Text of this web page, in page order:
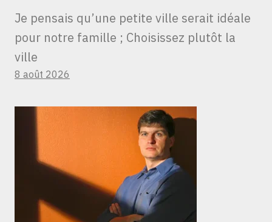
Je pensais qu’une petite ville serait idéale
pour notre famille ; Choisissez plutôt la
ville
8 août 2026